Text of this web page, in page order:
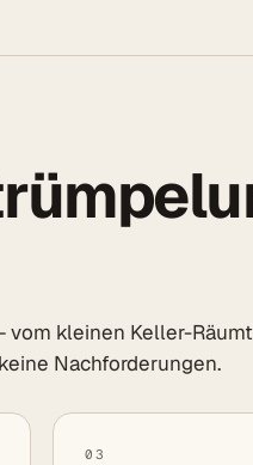
kleinen Keller-
Nachforderungen.
03